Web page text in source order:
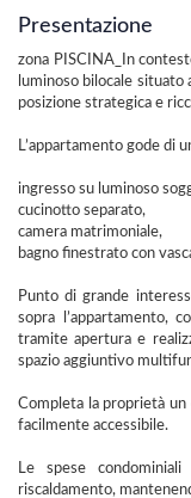
Presentazione
zona PISCINA_In
luminoso bilocale
posizione strategica e
L’appartamento gode di
ingresso su luminoso
cucinotto separato,
camera matrimoniale,
bagno finestrato con
Punto di grande
sopra l’appartamento,
tramite apertura e
spazio aggiuntivo
Completa la proprietà
facilmente accessibile.
Le spese
riscaldamento,